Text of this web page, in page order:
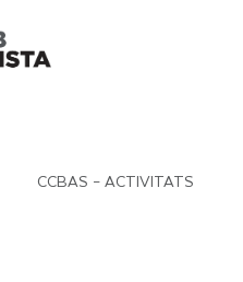
CCBAS – ACTIVITATS